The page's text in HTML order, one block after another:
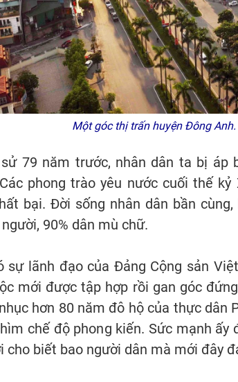
Một góc thị trấn huyện Đông Anh.
79 năm trước, nhân dân ta bị
phong trào yêu nước cuối thế
bại. Đời sống nhân dân bần
90% dân mù chữ.
sự lãnh đạo của Đảng Cộng sản
mới được tập hợp rồi gan góc
hơn 80 năm đô hộ của thực dân
chế độ phong kiến. Sức mạnh
cho biết bao người dân mà mới đây